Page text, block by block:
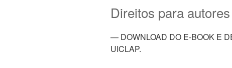
Direitos para
— DOWNLOAD DO E-BOOK E
UICLAP.